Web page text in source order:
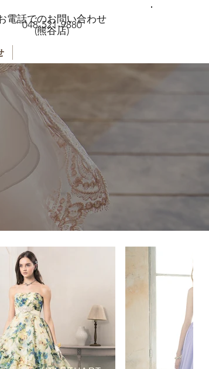
電話でのお問い合わせ
048-521-9880
(熊谷店)